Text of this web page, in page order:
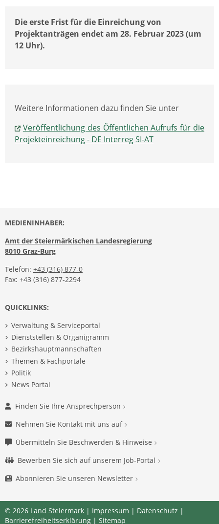
Die erste Frist für die Einreichung von
Projektanträgen endet am 28. Februar 2023 (um
12 Uhr).
Weitere Informationen dazu finden Sie unter
Veröffentlichung des Öffentlichen Aufrufs für die
Projekteinreichung - DE Interreg SI-AT
MEDIENINHABER:
Amt der Steiermärkischen Landesregierung
8010 Graz-Burg
Telefon: +43 (316) 877-0
Fax: +43 (316) 877-2294
QUICKLINKS:
Verwaltung & Serviceportal
Dienststellen & Organigramm
Bezirkshauptmannschaften
Themen & Fachportale
Politik
News Portal
Finden Sie Ihre Ansprechperson
Nehmen Sie Kontakt mit uns auf
Übermitteln Sie Beschwerden & Hinweise
Bewerben Sie sich auf unserem Job-Portal
Abonnieren Sie unseren Newsletter
© 2026 Land Steiermark | Impressum | Datenschutz |
Barrierefreiheitserklärung | Sitemap